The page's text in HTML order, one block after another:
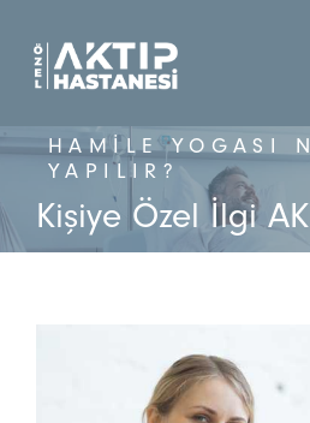
HAMILE YOGASI
YAPILIR?
Kişiye Özel İlgi